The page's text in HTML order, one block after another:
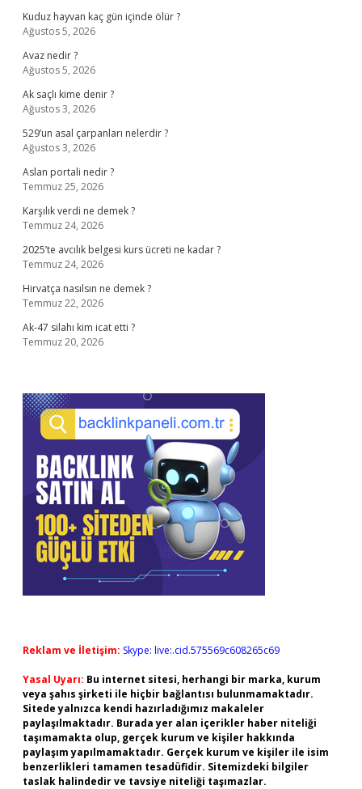
Kuduz hayvan kaç gün içinde ölür ?
Ağustos 5, 2026
Avaz nedir ?
Ağustos 5, 2026
Ak saçlı kime denir ?
Ağustos 3, 2026
529’un asal çarpanları nelerdir ?
Ağustos 3, 2026
Aslan portali nedir ?
Temmuz 25, 2026
Karşılık verdi ne demek ?
Temmuz 24, 2026
2025’te avcılık belgesi kurs ücreti ne kadar ?
Temmuz 24, 2026
Hirvatça nasılsın ne demek ?
Temmuz 22, 2026
Ak-47 silahı kim icat etti ?
Temmuz 20, 2026
Reklam ve İletişim: Skype: live:.cid.575569c608265c69
Yasal Uyarı: Bu internet sitesi, herhangi bir marka, kurum
veya şahıs şirketi ile hiçbir bağlantısı bulunmamaktadır.
Sitede yalnızca kendi hazırladığımız makaleler
paylaşılmaktadır. Burada yer alan içerikler haber niteliği
taşımamakta olup, gerçek kurum ve kişiler hakkında
paylaşım yapılmamaktadır. Gerçek kurum ve kişiler ile isim
benzerlikleri tamamen tesadüfidir. Sitemizdeki bilgiler
taslak halindedir ve tavsiye niteliği taşımazlar.